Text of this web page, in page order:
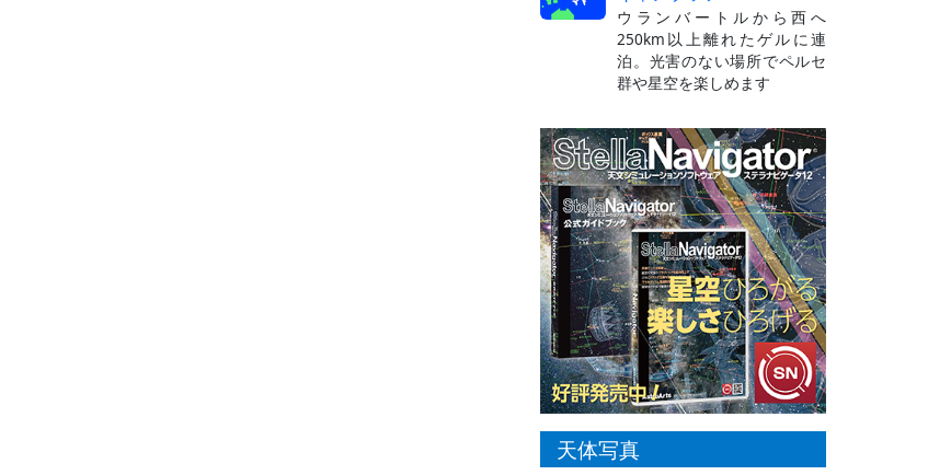
ウランバートルから西へ
250km以上離れたゲルに連
泊。光害のない場所でペルセ
群や星空を楽しめます
天体写真